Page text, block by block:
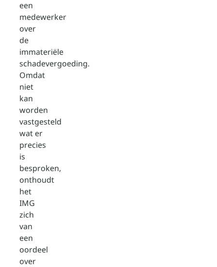
een
medewerker
over
de
immateriële
schadevergoeding.
Omdat
niet
kan
worden
vastgesteld
wat er
precies
is
besproken,
onthoudt
het
IMG
zich
van
een
oordeel
over